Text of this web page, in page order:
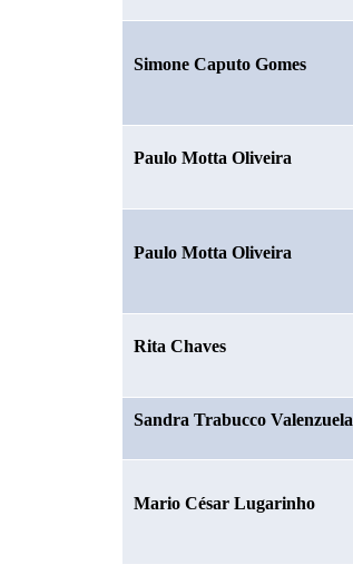
Simone Caputo Gomes
Paulo Motta Oliveira
Paulo Motta Oliveira
Rita Chaves
Sandra Trabucco Valenzuela
Mario César Lugarinho